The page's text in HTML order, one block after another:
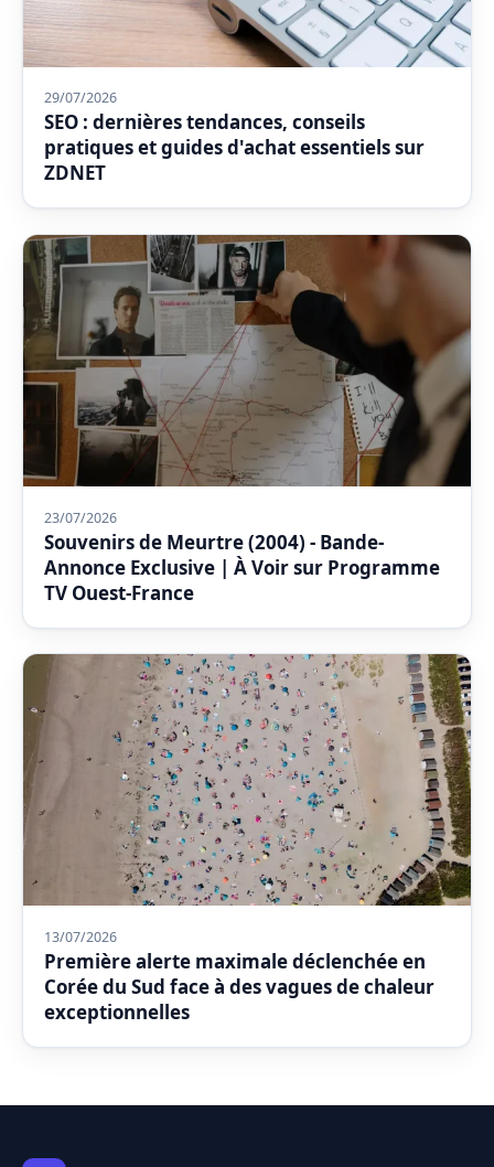
29/07/2026
SEO : dernières tendances, conseils
pratiques et guides d'achat essentiels sur
ZDNET
23/07/2026
Souvenirs de Meurtre (2004) - Bande-
Annonce Exclusive | À Voir sur Programme
TV Ouest-France
13/07/2026
Première alerte maximale déclenchée en
Corée du Sud face à des vagues de chaleur
exceptionnelles